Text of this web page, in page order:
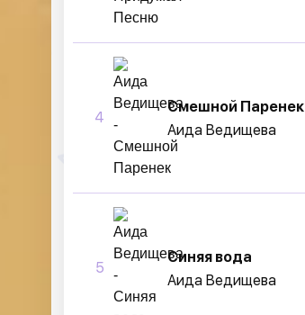
4
Смешной Паренек
Аида Ведищева
5
Синяя вода
Аида Ведищева